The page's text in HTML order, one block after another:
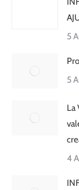
5
5
La
4